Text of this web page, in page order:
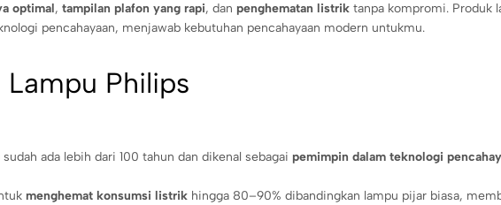
optimal, tampilan plafon yang rapi, dan penghematan listrik tanpa kompromi. Produk
pencahayaan, menjawab kebutuhan pencahayaan modern untukmu.
Philips
ada lebih dari 100 tahun dan dikenal sebagaipemimpin dalam teknologi
menghemat konsumsi listrik hingga 80–90% dibandingkan lampu pijar biasa,